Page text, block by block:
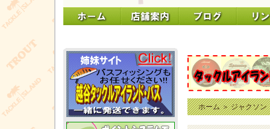
ホーム＞ジャクソン